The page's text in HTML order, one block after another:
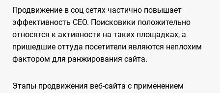
Продвижение в соц сетях частично повышает
эффективность СЕО. Поисковики положительно
относятся к активности на таких площадках, а
пришедшие оттуда посетители являются неплохим
фактором для ранжирования сайта.
Этапы продвижения веб-сайта с применением